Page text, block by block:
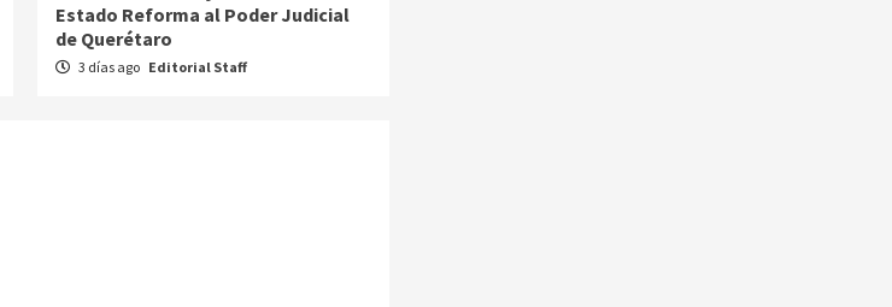
Estado Reforma al Poder Judicial
de Querétaro
3 días ago Editorial Staff